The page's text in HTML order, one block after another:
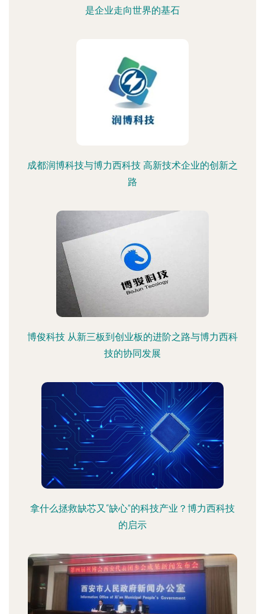
是企业走向世界的基石
成都润博科技与博力西科技 高新技术企业的创新之
路
博俊科技 从新三板到创业板的进阶之路与博力西科
技的协同发展
拿什么拯救缺芯又“缺心”的科技产业？博力西科技
的启示